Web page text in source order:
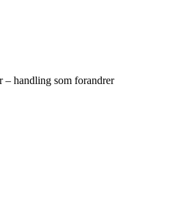
– handling som forandrer